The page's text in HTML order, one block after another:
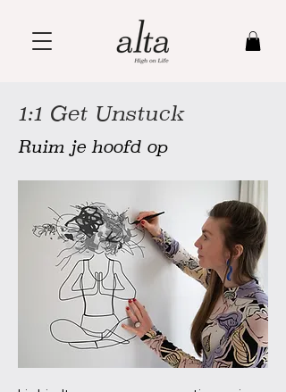
1:1 Get Unstuck
Ruim je hoofd op